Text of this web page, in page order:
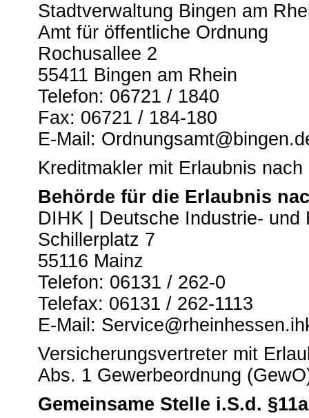
Stadtverwaltung Bingen am
Amt für öffentliche Ordnung
Rochusallee 2
55411 Bingen am Rhein
Telefon: 06721 / 1840
Fax: 06721 / 184-180
E-Mail:
Kreditmakler mit Erlaubnis
Behörde für die Erlaubnis
DIHK | Deutsche Industrie- und
Schillerplatz 7
55116 Mainz
Telefon: 06131 / 262-0
Telefax: 06131 / 262-1113
E-Mail:
Versicherungsvertreter mit
Abs. 1 Gewerbeordnung
Gemeinsame Stelle i.S.d.